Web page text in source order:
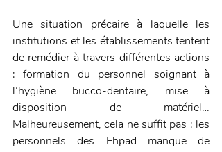
Une situation précaire à laquelle les
institutions et les établissements tentent
de remédier à travers différentes actions
: formation du personnel soignant à
l’hygiène bucco-dentaire, mise à
disposition de matériel…
Malheureusement, cela ne suffit pas : les
personnels des Ehpad manque de